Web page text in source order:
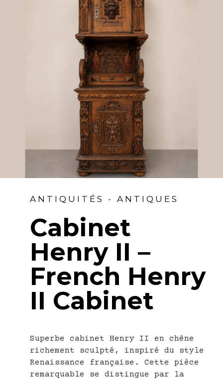
ANTIQUITÉS - ANTIQUES
Cabinet
Henry II –
French Henry
II Cabinet
Superbe cabinet Henry II en chêne
richement sculpté, inspiré du style
Renaissance française. Cette pièce
remarquable se distingue par la